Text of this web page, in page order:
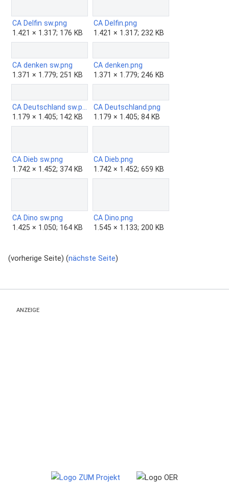
CA Delfin sw.png
1.421 × 1.317; 176 KB
CA Delfin.png
1.421 × 1.317; 232 KB
CA denken sw.png
1.371 × 1.779; 251 KB
CA denken.png
1.371 × 1.779; 246 KB
1.179 × 1.405; 142 KB
CA Deutschland.png
1.179 × 1.405; 84 KB
CA Dieb sw.png
1.742 × 1.452; 374 KB
CA Dieb.png
1.742 × 1.452; 659 KB
CA Dino sw.png
1.425 × 1.050; 164 KB
CA Dino.png
1.545 × 1.133; 200 KB
(vorherige Seite) (nächste Seite)
ANZEIGE